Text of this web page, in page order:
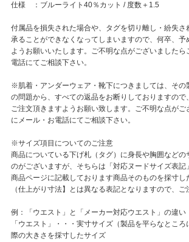
仕様 ：ブルーライト40％カット / 度数＋1.5
付属品を損失された場合や、タグを切り離し・紛失さ
承ることができなくなってしまいますので、何卒、予
ようお願いいたします。ご不明な点がございましたら
電話にてご相談下さい。
※肌着・アンダーウェア・靴下につきましては、その
の問題から、すべての返品をお断りしておりますので
ご注文頂きますようお願い致します。ご不明な点が
にメール・お電話にてご相談下さい。
※サイズ項目についてのご注意
商品についている下げ札（タグ）に身長や胸囲などの
のがございますが、そちらは「対応ヌードサイズ表記
商品ページに記載しております商品そのものを採寸し
（仕上がり寸法】とは異なる表記となりますので、ご
例：「ウエスト」と「メーカー対応ウエスト」の違い
「ウエスト」・・・実寸サイズ（製品を平らなとこ
際の大きさを採寸したサイズ